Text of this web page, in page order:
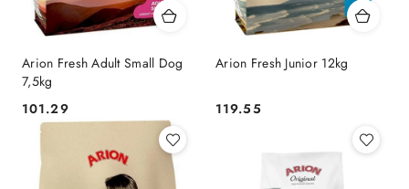
Arion Fresh Adult Small Dog
7,5kg
Cena:
101.29
Arion Fresh Junior 12kg
Cena:
119.55